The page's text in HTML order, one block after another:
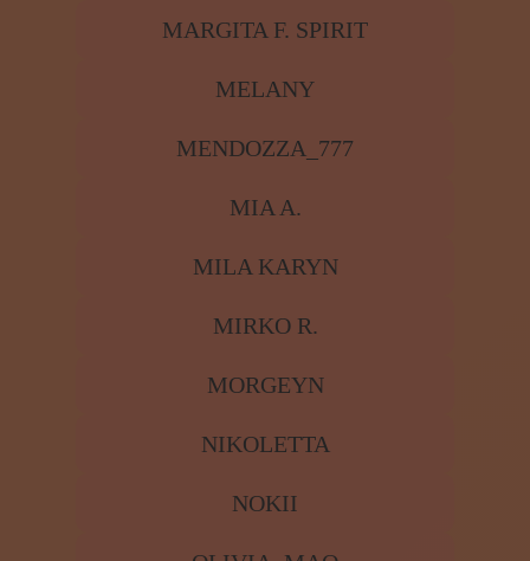
MARGITA F. SPIRIT
MELANY
MENDOZZA_777
MIA A.
MILA KARYN
MIRKO R.
MORGEYN
NIKOLETTA
NOKII